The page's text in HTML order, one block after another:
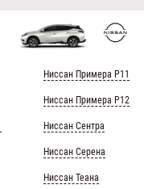
Ниссан Примера Р11
Ниссан Примера Р12
Ниссан Сентра
Ниссан Серена
Ниссан Теана